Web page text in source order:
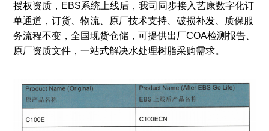
授权资质，EBS系统上线后，我司同步接入艺康数字化订
单通道，订货、物流、原厂技术支持、破损补发、质保服
务流程不变，全国现货仓储，可提供出厂COA检测报告、
原厂资质文件，一站式解决水处理树脂采购需求。